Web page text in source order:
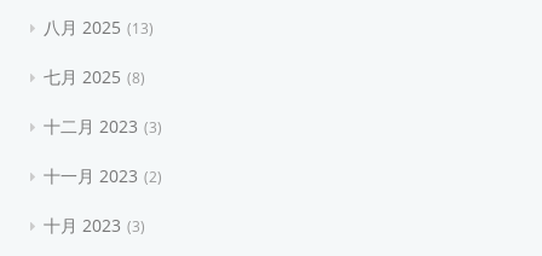
八月 2025 13
七月 2025 8
十二月 2023 3
十一月 2023 2
十月 2023 3